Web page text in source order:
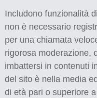
Includono funzionalità
non è necessario
per una chiamata
rigorosa moderazione,
imbattersi in contenuti
del sito è nella media
di età pari o superiore